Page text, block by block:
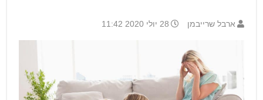
ארבל שרייבמן 28 יולי 2020 11:42